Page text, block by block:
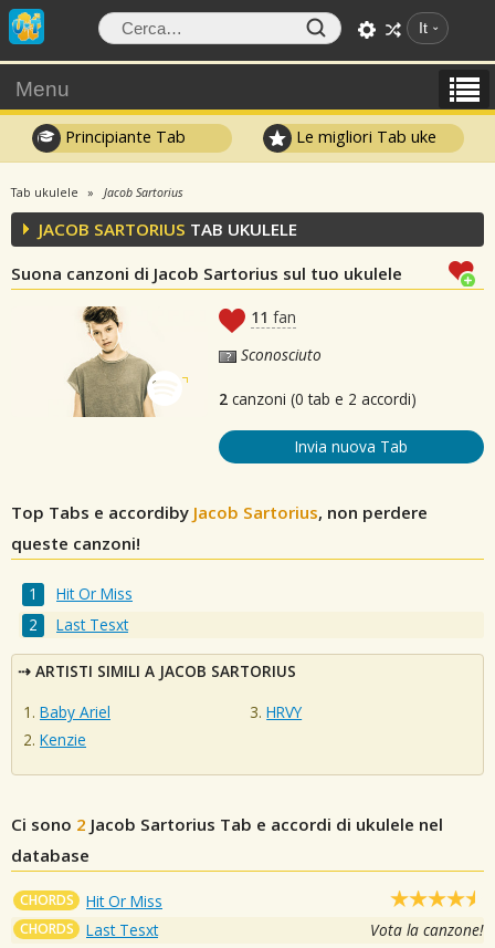
It
Menu
Principiante Tab Le migliori Tab uke
Tab ukulele Jacob Sartorius
JACOB SARTORIUS TAB UKULELE
Suona canzoni di Jacob Sartorius sul tuo ukulele
11 fan
Sconosciuto
2 canzoni (0 tab e 2 accordi)
Invia nuova Tab
Top Tabs e accordiby Jacob Sartorius, non perdere
queste canzoni!
Hit Or Miss
Last Tesxt
ARTISTI SIMILI A JACOB SARTORIUS
Baby Ariel
Kenzie
HRVY
Ci sono 2 Jacob Sartorius Tab e accordi di ukulele nel
database
CHORDS Hit Or Miss
CHORDS Last Tesxt Vota la canzone!